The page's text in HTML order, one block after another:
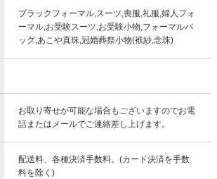
ブラックフォーマル,スーツ,喪服,礼服,婦人フォ
ーマル,お受験スーツ,お受験小物,フォーマルバ
ッグ,あこや真珠,冠婚葬祭小物(袱紗,念珠)
お取り寄せが可能な場合もございますのでお電
話またはメールでご連絡差し上げます。
配送料、各種決済手数料。(カード決済を手数
料を除く)